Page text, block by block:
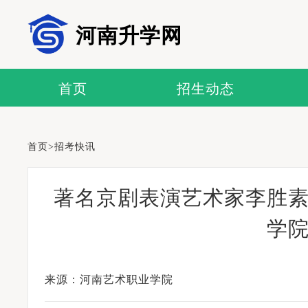
河南升学网
首页 招生动态
首页>招考快讯
著名京剧表演艺术家李胜
学
来源：河南艺术职业学院